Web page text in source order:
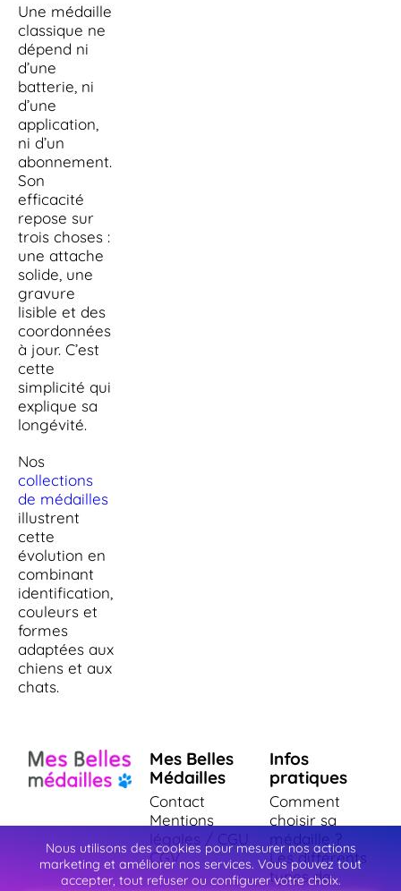
Une médaille
classique ne
dépend ni
d’une
batterie, ni
d’une
application,
ni d’un
abonnement.
Son
efficacité
repose sur
trois choses :
une attache
solide, une
gravure
lisible et des
coordonnées
à jour. C’est
cette
simplicité qui
explique sa
longévité.
Nos
collections
de médailles
illustrent
cette
évolution en
combinant
identification,
couleurs et
formes
adaptées aux
chiens et aux
chats.
Mes Belles
Médailles
Contact
Mentions
légales / CGU
CGV
Infos
pratiques
Comment
choisir sa
médaille ?
Les différents
types de
Nous utilisons des cookies pour mesurer nos actions
marketing et améliorer nos services. Vous pouvez tout
accepter, tout refuser ou configurer votre choix.